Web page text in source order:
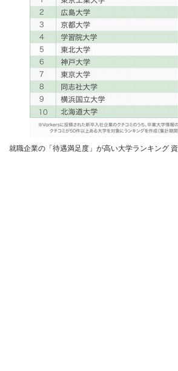
就職企業の「待遇満足度」が高い大学ランキング